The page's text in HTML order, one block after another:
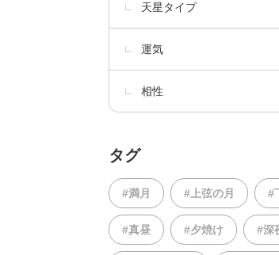
天星タイプ
運気
相性
タグ
#満月 #上弦の月 #
#真昼 #夕焼け #深